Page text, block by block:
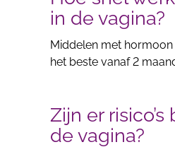
in de vagina?
Middelen met hormoon
het beste vanaf 2
Zijn er
de vagina?